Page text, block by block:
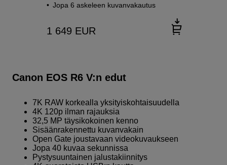
Jopa 6 askeleen kuvanvakautus
1 649 EUR
Canon EOS R6 V:n edut
7K RAW korkealla yksityiskohtaisuudella
4K 120p ilman rajauksia
32,5 MP täysikokoinen kenno
Sisäänrakennettu kuvanvakain
Open Gate joustavaan videokuvaukseen
Jopa 40 kuvaa sekunnissa
Pystysuuntainen jalustakiinnitys